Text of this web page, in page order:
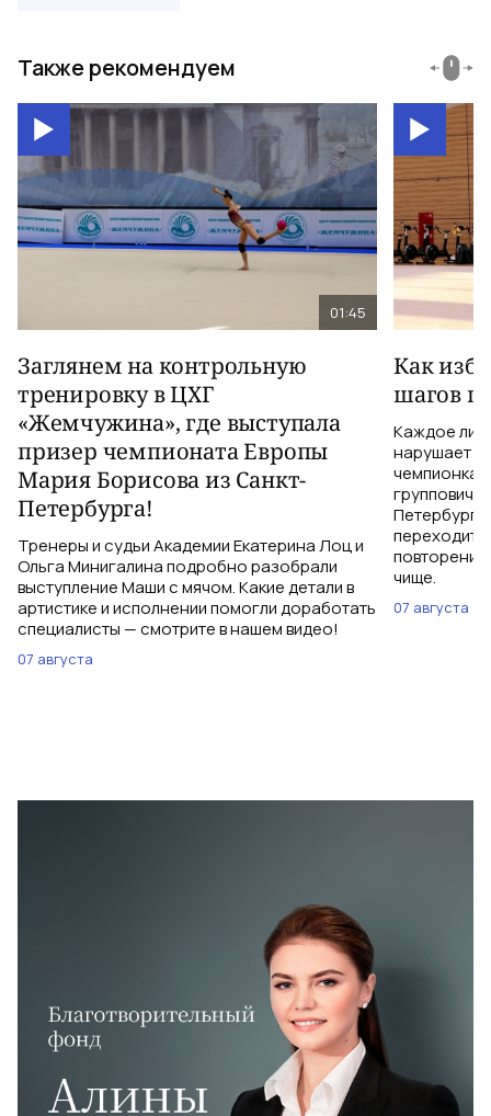
Также рекомендуем
01:45
Заглянем на контрольную
тренировку в ЦХГ
«Жемчужина», где выступала
призер чемпионата Европы
Мария Борисова из Санкт-
Петербурга!
Тренеры и судьи Академии Екатерина Лоц и
Ольга Минигалина подробно разобрали
выступление Маши с мячом. Какие детали в
артистике и исполнении помогли доработать
специалисты — смотрите в нашем видео!
07 августа
Как
шагов
Каждое
нарушает
чемпионка
повторений
чище.
07 августа